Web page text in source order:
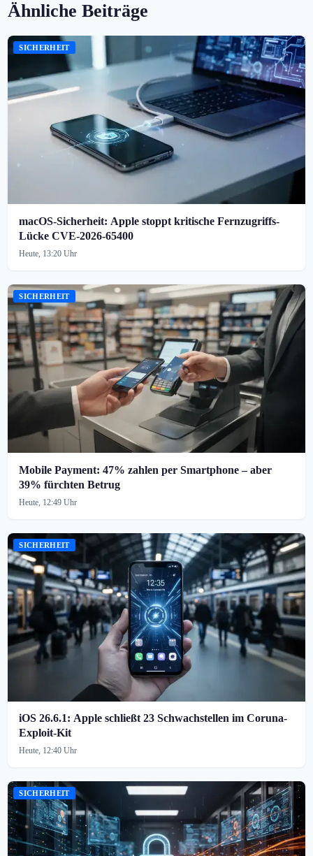
Ähnliche Beiträge
SICHERHEIT
macOS-Sicherheit: Apple stoppt kritische Fernzugriffs-
Lücke CVE-2026-65400
Heute, 13:20 Uhr
SICHERHEIT
Mobile Payment: 47% zahlen per Smartphone – aber
39% fürchten Betrug
Heute, 12:49 Uhr
SICHERHEIT
iOS 26.6.1: Apple schließt 23 Schwachstellen im Coruna-
Exploit-Kit
Heute, 12:40 Uhr
SICHERHEIT